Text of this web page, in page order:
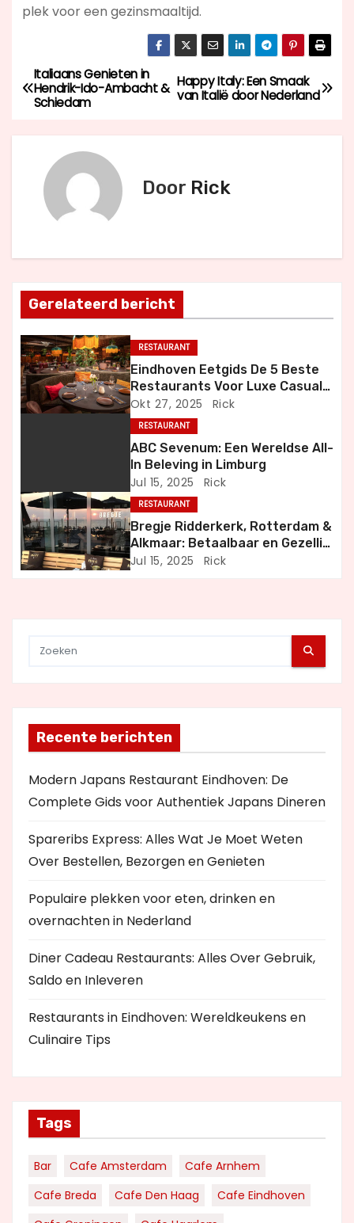
plek voor een gezinsmaaltijd.
B
e
t
n
a
v
i
t
i
Happy Italy: Een Smaak
van Italië door Nederland
Italiaans Genieten in
Hendrik-Ido-Ambacht &
Schiedam
Door Rick
Gerelateerd bericht
RESTAURANT
Eindhoven Eetgids De 5 Beste
Restaurants Voor Luxe Casual
en Bijzondere Momenten
Okt 27, 2025 Rick
RESTAURANT
ABC Sevenum: Een Wereldse All-
In Beleving in Limburg
Jul 15, 2025 Rick
RESTAURANT
Bregje Ridderkerk, Rotterdam &
Alkmaar: Betaalbaar en Gezellig
Uit Eten
Jul 15, 2025 Rick
Recente berichten
Modern Japans Restaurant Eindhoven: De
Complete Gids voor Authentiek Japans Dineren
Spareribs Express: Alles Wat Je Moet Weten
Over Bestellen, Bezorgen en Genieten
Populaire plekken voor eten, drinken en
overnachten in Nederland
Diner Cadeau Restaurants: Alles Over Gebruik,
Saldo en Inleveren
Restaurants in Eindhoven: Wereldkeukens en
Culinaire Tips
Tags
Bar Cafe Amsterdam
Cafe Arnhem
Cafe Breda
Cafe Den Haag
Cafe Eindhoven